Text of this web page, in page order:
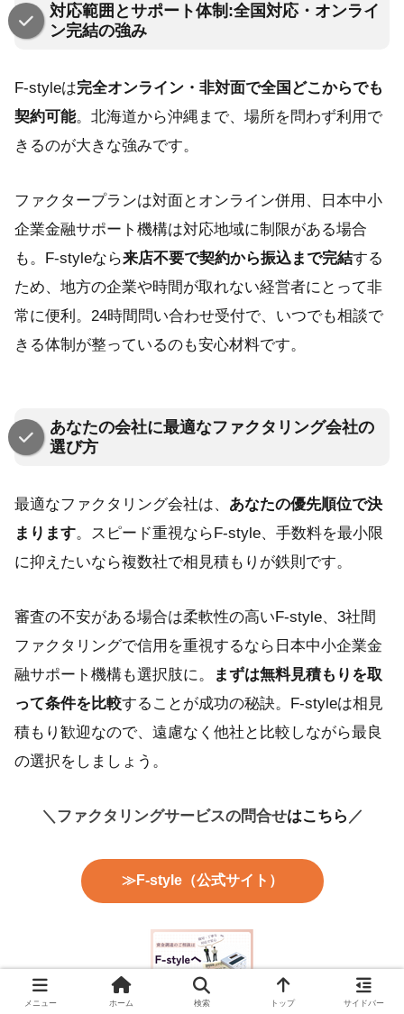
対応範囲とサポート体制:全国対応・オンライ
ン完結の強み
F-styleは完全オンライン・非対面で全国どこからでも
契約可能。北海道から沖縄まで、場所を問わず利用で
きるのが大きな強みです。
ファクタープランは対面とオンライン併用、日本中小
企業金融サポート機構は対応地域に制限がある場合
も。F-styleなら来店不要で契約から振込まで完結する
ため、地方の企業や時間が取れない経営者にとって非
常に便利。24時間問い合わせ受付で、いつでも相談で
きる体制が整っているのも安心材料です。
あなたの会社に最適なファクタリング会社の
選び方
最適なファクタリング会社は、 あなたの優先順位で決
まります。スピード重視ならF-style、手数料を最小限
に抑えたいなら複数社で相見積もりが鉄則です。
審査の不安がある場合は柔軟性の高いF-style、3社間
ファクタリングで信用を重視するなら日本中小企業金
融サポート機構も選択肢に。
まずは無料見積もりを取
って条件を比較することが成功の秘訣。F-styleは相見
積もり歓迎なので、遠慮なく他社と比較しながら最良
の選択をしましょう。
＼ファクタリングサービスの問合せはこちら ／
≫F-style（公式サイト）
メニュー ホーム 検索 トップ サイドバー